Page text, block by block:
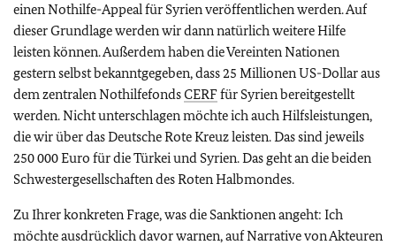
einen Nothilfe-Appeal für Syrien veröffentlichen werden. Auf
dieser Grundlage werden wir dann natürlich weitere Hilfe
leisten können. Außerdem haben die Vereinten Nationen
gestern selbst bekanntgegeben, dass 25 Millionen US-Dollar aus
dem zentralen NothilfefondsCERFfür Syrien bereitgestellt
werden. Nicht unterschlagen möchte ich auch Hilfsleistungen,
die wir über das Deutsche Rote Kreuz leisten. Das sind jeweils
250 000 Euro für die Türkei und Syrien. Das geht an die beiden
Schwestergesellschaften des Roten Halbmondes.
Zu Ihrer konkreten Frage, was die Sanktionen angeht: Ich
möchte ausdrücklich davor warnen, auf Narrative von Akteuren